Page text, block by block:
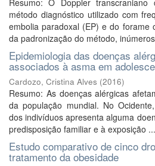
Resumo: O Doppler
método diagnóstico utilizado com
embolia paradoxal (EP) e do forame
da padronização do método,
Epidemiologia das doenças
associados à asma em
Cardozo, Cristina Alves (2016)
Resumo: As doenças alérgicas
da população mundial. No
dos indivíduos apresenta alguma
predisposição familiar e à exposição ...
Estudo comparativo de cinco
tratamento da obesidade